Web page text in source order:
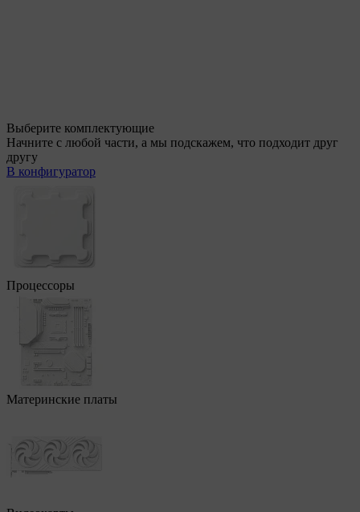
Выберите комплектующие
Начните с любой части, а мы подскажем, что подходит друг
другу
В конфигуратор
Процессоры
Материнские платы